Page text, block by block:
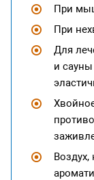
При
При
Для
и